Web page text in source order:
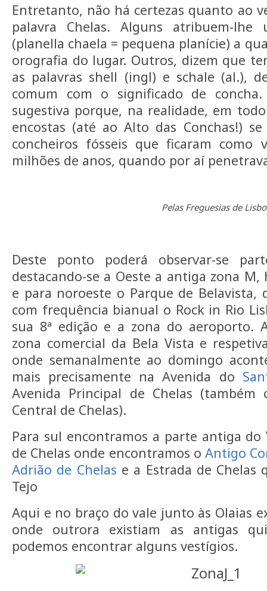
Entretanto, não há certezas quanto ao
palavra Chelas. Alguns atribuem-
(planella chaela = pequena planície) a
orografia do lugar. Outros, dizem que
as palavras shell (ingl) e schale (al.),
comum com o significado de
sugestiva porque, na realidade, em
encostas (até ao Alto das Conchas!)
concheiros fósseis que ficaram como
milhões de anos, quando por aí
Pelas Freguesias de
Deste ponto poderá observar-se
destacando-se a Oeste a antiga zona
e para noroeste o Parque de Belavista,
com frequência bianual o Rock in Rio
sua 8ª edição e a zona do aeroporto.
zona comercial da Bela Vista e
onde semanalmente ao domingo
mais precisamente na Avenida do
Avenida Principal de Chelas (também
Central de Chelas).
Para sul encontramos a parte antiga do
de Chelas onde encontramos o Antigo
Adrião de Chelas e a Estrada de Chelas
Tejo
Aqui e no braço do vale junto às Olaias
onde outrora existiam as antigas
podemos encontrar alguns vestígios.